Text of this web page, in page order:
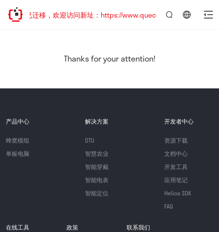
站地址已迁移，欢迎访问新址：https://www.quectel.com.cn
Thanks for your attention!
产品中心
蜂窝模组
单板电脑
解决方案
DTU
智慧农业
智能穿戴
智能电表
智能定位
开发者中心
资源下载
文档中心
开发工具
应用笔记
Helios SDK
FAQ
在线工具 政策 联系我们